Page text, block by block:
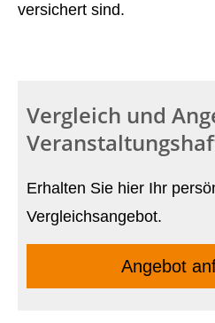
versichert sind.
Vergleich und
Erhalten Sie hier Ihr
Vergleichsangebot.
Angebot